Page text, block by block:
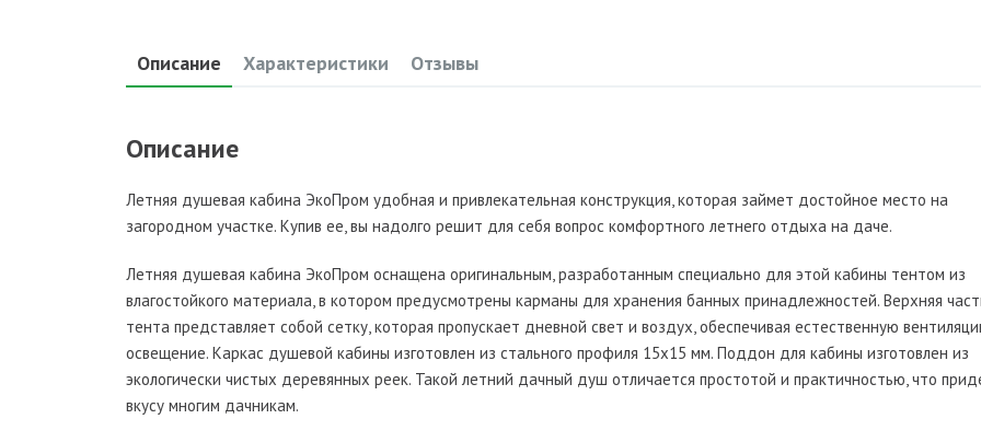
Описание Характеристики Отзывы
Описание
Летняя душевая кабина ЭкоПром удобная и привлекательная конструкция, которая займет достойное место на
загородном участке. Купив ее, вы надолго решит для себя вопрос комфортного летнего отдыха на даче.
Летняя душевая кабина ЭкоПром оснащена оригинальным, разработанным специально для этой кабины тентом из
влагостойкого материала, в котором предусмотрены карманы для хранения банных принадлежностей. Верхняя
тента представляет собой сетку, которая пропускает дневной свет и воздух, обеспечивая естественную
освещение. Каркас душевой кабины изготовлен из стального профиля 15х15 мм. Поддон для кабины изготовлен из
экологически чистых деревянных реек. Такой летний дачный душ отличается простотой и практичностью, что
вкусу многим дачникам.